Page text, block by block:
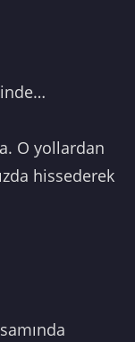
O yollardan
hissederek